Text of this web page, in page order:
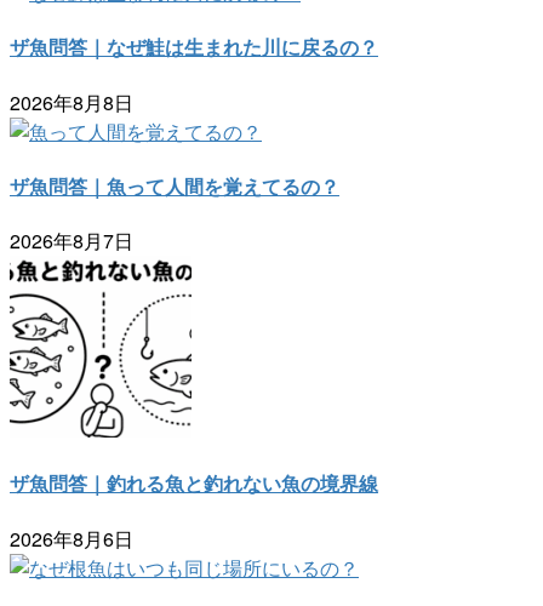
ザ魚問答｜なぜ鮭は生まれた川に戻るの？
2026年8月8日
ザ魚問答｜魚って人間を覚えてるの？
2026年8月7日
ザ魚問答｜釣れる魚と釣れない魚の境界線
2026年8月6日